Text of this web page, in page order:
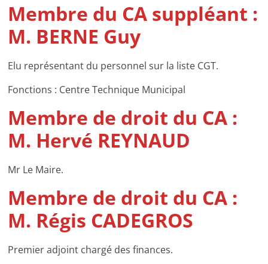
Membre du CA suppléant :
M. BERNE Guy
Elu représentant du personnel sur la liste CGT.
Fonctions : Centre Technique Municipal
Membre de droit du CA :
M. Hervé REYNAUD
Mr Le Maire.
Membre de droit du CA :
M. Régis CADEGROS
Premier adjoint chargé des finances.